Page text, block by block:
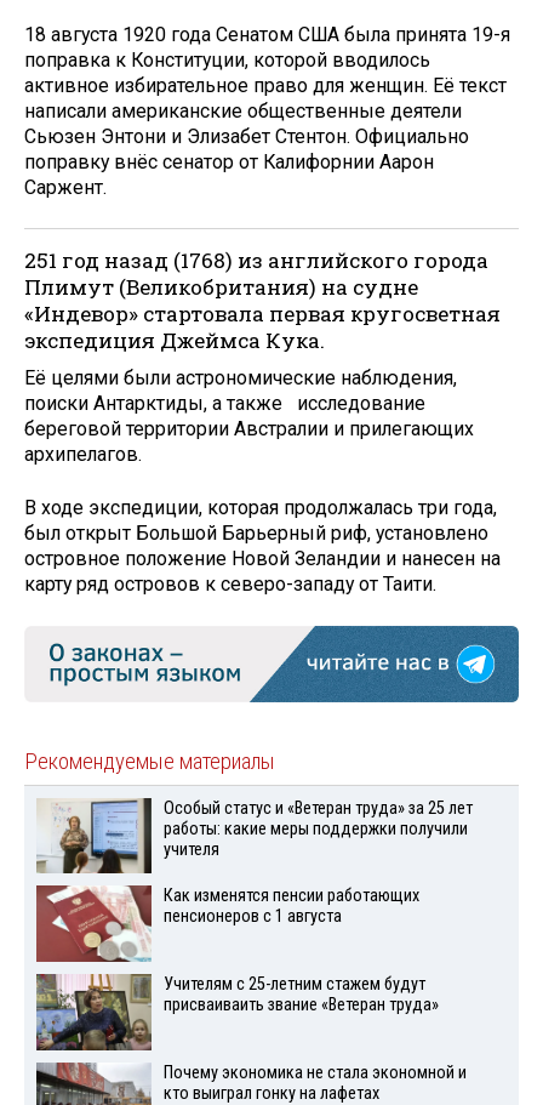
18 августа 1920 года Сенатом США была принята 19-я
поправка к Конституции, которой вводилось
активное избирательное право для женщин. Её текст
написали американские общественные деятели
Сьюзен Энтони и Элизабет Стентон. Официально
поправку внёс сенатор от Калифорнии Аарон
Саржент.
251 год назад (1768) из английского города
Плимут (Великобритания) на судне
«Индевор» стартовала первая кругосветная
экспедиция Джеймса Кука.
Её целями были астрономические наблюдения,
поиски Антарктиды, а также исследование
береговой территории Австралии и прилегающих
архипелагов.
В ходе экспедиции, которая продолжалась три года,
был открыт Большой Барьерный риф, установлено
островное положение Новой Зеландии и нанесен на
карту ряд островов к северо-западу от Таити.
Рекомендуемые материалы
Особый статус и «Ветеран труда» за 25 лет
работы: какие меры поддержки получили
учителя
Как изменятся пенсии работающих
пенсионеров с 1 августа
Учителям с 25-летним стажем будут
присваиваить звание «Ветеран труда»
Почему экономика не стала экономной и
кто выиграл гонку на лафетах